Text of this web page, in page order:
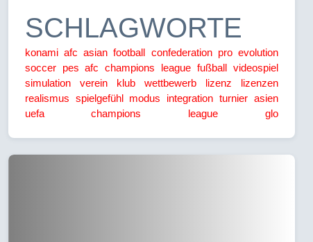
SCHLAGWORTE
konami afc asian football confederation pro evolution
soccer
pes afc champions league fußball videospiel
simulation
verein klub wettbewerb lizenz
lizenzen
realismus spielgefühl modus integration turnier asien
uefa champions league
glo